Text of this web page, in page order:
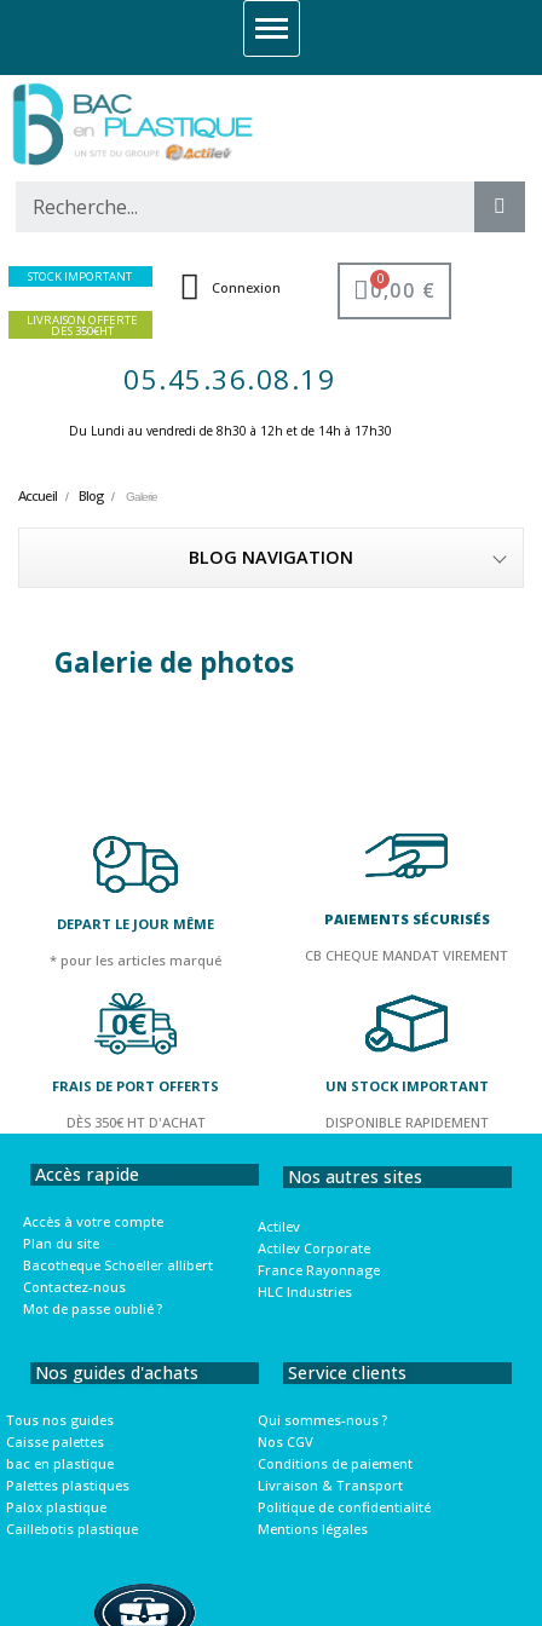
STOCK IMPORTANT
LIVRAISON OFFERTE
DES 350€HT
Connexion 0,00 €
05.45.36.08.19
Du Lundi au vendredi de 8h30 à 12h et de 14h à 17h30 ​
Accueil Blog Galerie
BLOG NAVIGATION
Galerie de photos
DEPART LE JOUR MÊME
* pour les articles marqué
PAIEMENTS SÉCURISÉS
CB CHEQUE MANDAT VIREMENT
FRAIS DE PORT OFFERTS
DÈS 350€ HT D'ACHAT
UN STOCK IMPORTANT
DISPONIBLE RAPIDEMENT
Accès rapide
Accès à votre compte
Plan du site
Bacotheque Schoeller allibert
Contactez-nous
Mot de passe oublié ?
Nos autres sites
Actilev
Actilev Corporate
France Rayonnage
HLC Industries
Nos guides d'achats
Tous nos guides
Caisse palettes
bac en plastique
Palettes plastiques
Palox plastique
Caillebotis plastique
Service clients
Qui sommes-nous ?
Nos CGV
Conditions de paiement
Livraison & Transport
Politique de confidentialité
Mentions légales